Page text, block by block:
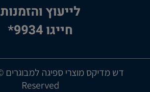
לייעוץ והזמנות
חייגו 9934*
Reserved